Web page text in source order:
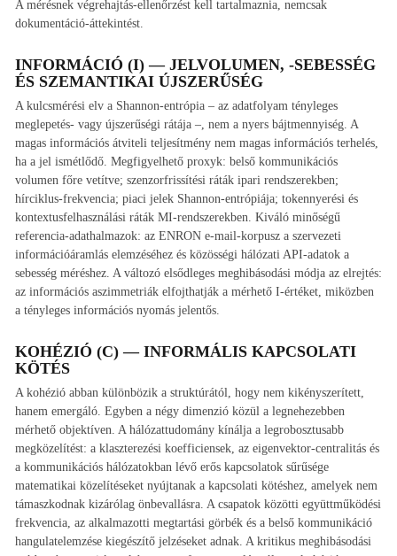
A mérésnek végrehajtás-ellenőrzést kell tartalmaznia, nemcsak
dokumentáció-áttekintést.
INFORMÁCIÓ (I) — JELVOLUMEN, -SEBESSÉG
ÉS SZEMANTIKAI ÚJSZERŰSÉG
A kulcsmérési elv a Shannon-entrópia – az adatfolyam tényleges
meglepetés- vagy újszerűségi rátája –, nem a nyers bájtmennyiség. A
magas információs átviteli teljesítmény nem magas információs terhelés,
ha a jel ismétlődő. Megfigyelhető proxyk: belső kommunikációs
volumen főre vetítve; szenzorfrissítési ráták ipari rendszerekben;
hírciklus-frekvencia; piaci jelek Shannon-entrópiája; tokennyerési és
kontextusfelhasználási ráták MI-rendszerekben. Kiváló minőségű
referencia-adathalmazok: az ENRON e-mail-korpusz a szervezeti
információáramlás elemzéséhez és közösségi hálózati API-adatok a
sebesség méréshez. A változó elsődleges meghibásodási módja az elrejtés:
az információs aszimmetriák elfojthatják a mérhető I-értéket, miközben
a tényleges információs nyomás jelentős.
KOHÉZIÓ (C) — INFORMÁLIS KAPCSOLATI
KÖTÉS
A kohézió abban különbözik a struktúrától, hogy nem kikényszerített,
hanem emergáló. Egyben a négy dimenzió közül a legnehezebben
mérhető objektíven. A hálózattudomány kínálja a legrobosztusabb
megközelítést: a klaszterezési koefficiensek, az eigenvektor-centralitás és
a kommunikációs hálózatokban lévő erős kapcsolatok sűrűsége
matematikai közelítéseket nyújtanak a kapcsolati kötéshez, amelyek nem
támaszkodnak kizárólag önbevallásra. A csapatok közötti együttműködési
frekvencia, az alkalmazotti megtartási görbék és a belső kommunikáció
hangulatelemzése kiegészítő jelzéseket adnak. A kritikus meghibásodási